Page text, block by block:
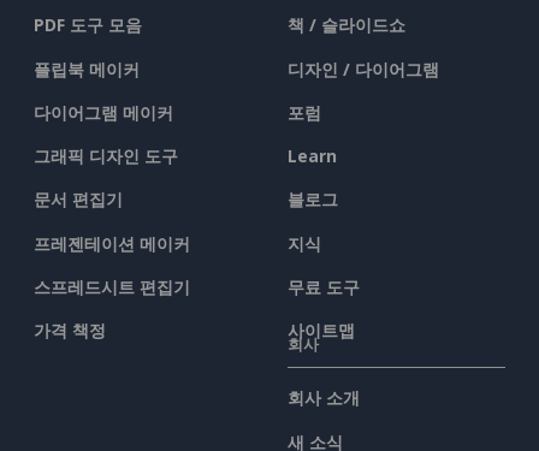
PDF 도구 모음
플립북 메이커
다이어그램 메이커
그래픽 디자인 도구
문서 편집기
프레젠테이션 메이커
스프레드시트 편집기
가격 책정
책 / 슬라이드쇼
디자인 / 다이어그램
포럼
Learn
블로그
지식
무료 도구
사이트맵
회사
회사 소개
새 소식